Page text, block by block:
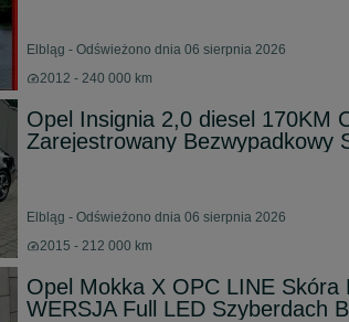
Elbląg - Odświeżono dnia 06 sierpnia 2026
2012 - 240 000 km
Opel Insignia 2,0 diesel 170KM
Zarejestrowany Bezwypadkowy
Elbląg - Odświeżono dnia 06 sierpnia 2026
2015 - 212 000 km
Opel Mokka X OPC LINE Skóra
WERSJA Full LED Szyberdach